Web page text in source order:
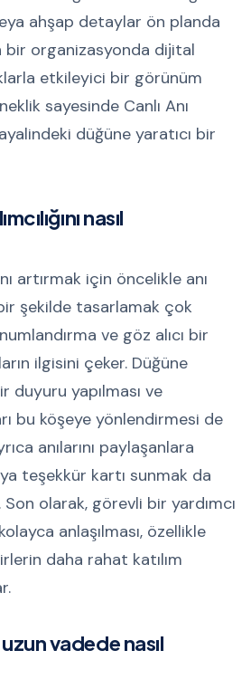
ahşap detaylar ön planda
bir organizasyonda dijital
etkileyici bir görünüm
sayesinde Canlı Anı
düğüne yaratıcı bir
nasıl
artırmak için öncelikle anı
şekilde tasarlamak çok
ve göz alıcı bir
ilgisini çeker. Düğüne
duyuru yapılması ve
bu köşeye yönlendirmesi de
anılarını paylaşanlara
teşekkür kartı sunmak da
olarak, görevli bir yardımcı
anlaşılması, özellikle
daha rahat katılım
vadede nasıl